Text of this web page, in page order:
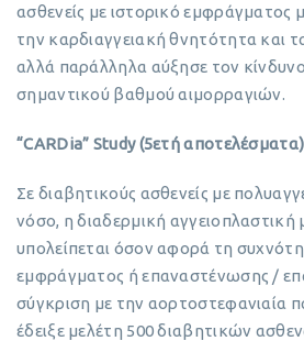
ασθενείς με ιστορικό εμφράγματος
την καρδιαγγειακή θνητότητα και
αλλά παράλληλα αύξησε τον κίνδυνο
σημαντικού βαθμού αιμορραγιών.
“CARDia” Study (5ετή αποτελέσματα)
Σε διαβητικούς ασθενείς με
νόσο, η διαδερμική
υπολείπεται όσον αφορά τη
εμφράγματος ή επαναστένωσης /
σύγκριση με την αορτοστεφανιαία
έδειξε μελέτη 500 διαβητικών